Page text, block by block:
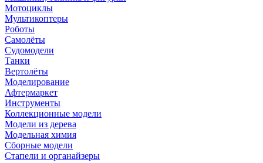
Мотоциклы
Мультикоптеры
Роботы
Самолёты
Судомодели
Танки
Вертолёты
Моделирование
Афтермаркет
Инструменты
Коллекционные модели
Модели из дерева
Модельная химия
Сборные модели
Стапели и органайзеры